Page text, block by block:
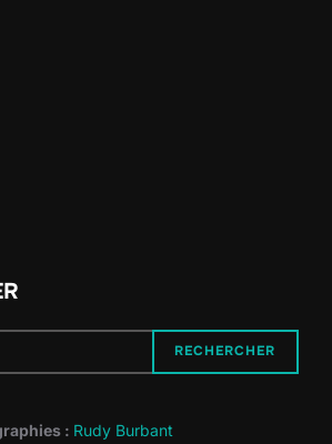
RECHERCHER
: Rudy Burbant